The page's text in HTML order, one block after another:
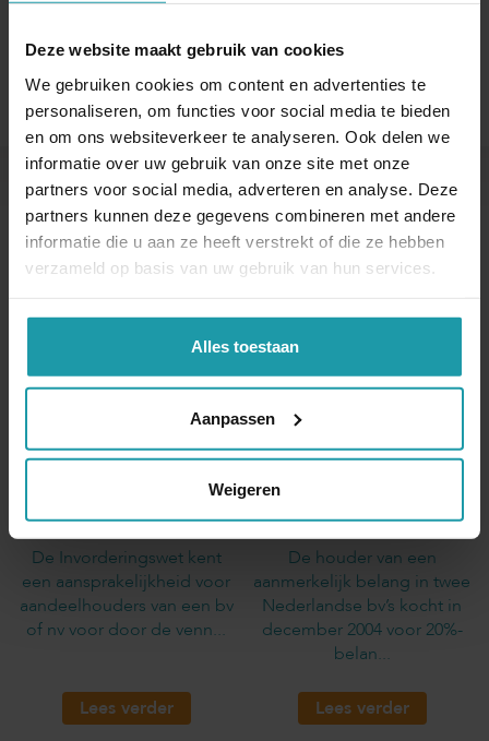
Deze website maakt gebruik van cookies
We gebruiken cookies om content en advertenties te
personaliseren, om functies voor social media te bieden
en om ons websiteverkeer te analyseren. Ook delen we
informatie over uw gebruik van onze site met onze
partners voor social media, adverteren en analyse. Deze
partners kunnen deze gegevens combineren met andere
informatie die u aan ze heeft verstrekt of die ze hebben
verzameld op basis van uw gebruik van hun services.
Alles toestaan
Aanpassen
Weigeren
Andere interessante artikelen
Verkopende
onderzoek naar koper
De Invorderingswet kent
een aansprakelijkheid voor
aandeelhouders van een bv
of nv voor door de venn...
Lees verder
Overdracht aandelen
aan bv voor te lage
De houder van een
aanmerkelijk belang in twee
Nederlandse bv’s kocht in
december 2004 voor 20%-
belan...
Lees verder